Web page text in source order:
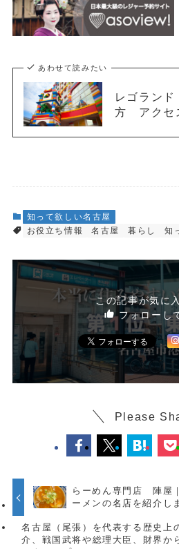
あわせて読みたい
方 アクセ
お役立ち情報
名古屋 暮らし 知
この記事が気に
フォローし
Please
ーメンの名店を紹介し